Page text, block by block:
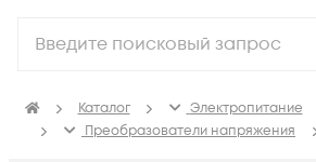
Каталог
Электропитание
Преобразователи напряжения